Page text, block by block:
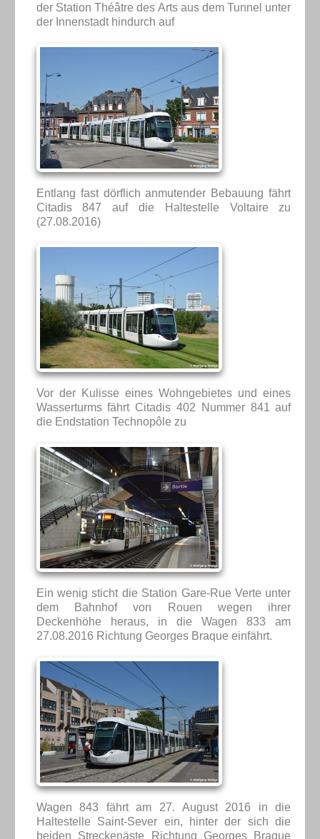
der Station Théâtre des Arts aus dem Tunnel unter
der Innenstadt hindurch auf
Entlang fast dörflich anmutender Bebauung fährt
Citadis 847 auf die Haltestelle Voltaire zu
(27.08.2016)
Vor der Kulisse eines Wohngebietes und eines
Wasserturms fährt Citadis 402 Nummer 841 auf
die Endstation Technopôle zu
Ein wenig sticht die Station Gare-Rue Verte unter
dem Bahnhof von Rouen wegen ihrer
Deckenhöhe heraus, in die Wagen 833 am
27.08.2016 Richtung Georges Braque einfährt.
Wagen 843 fährt am 27. August 2016 in die
Haltestelle Saint-Sever ein, hinter der sich die
beiden Streckenäste Richtung Georges Braque